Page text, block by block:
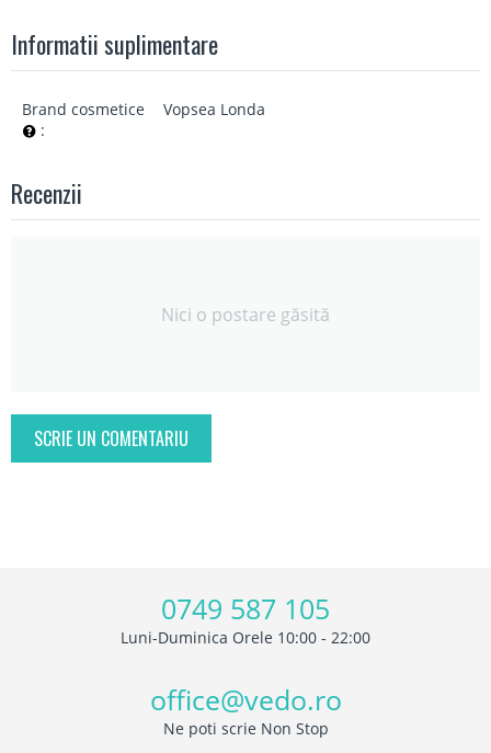
Informatii suplimentare
Brand cosmetice
:
Vopsea Londa
Recenzii
Nici o postare găsită
SCRIE UN COMENTARIU
0749 587 105
Luni-Duminica Orele 10:00 - 22:00
office@vedo.ro
Ne poti scrie Non Stop